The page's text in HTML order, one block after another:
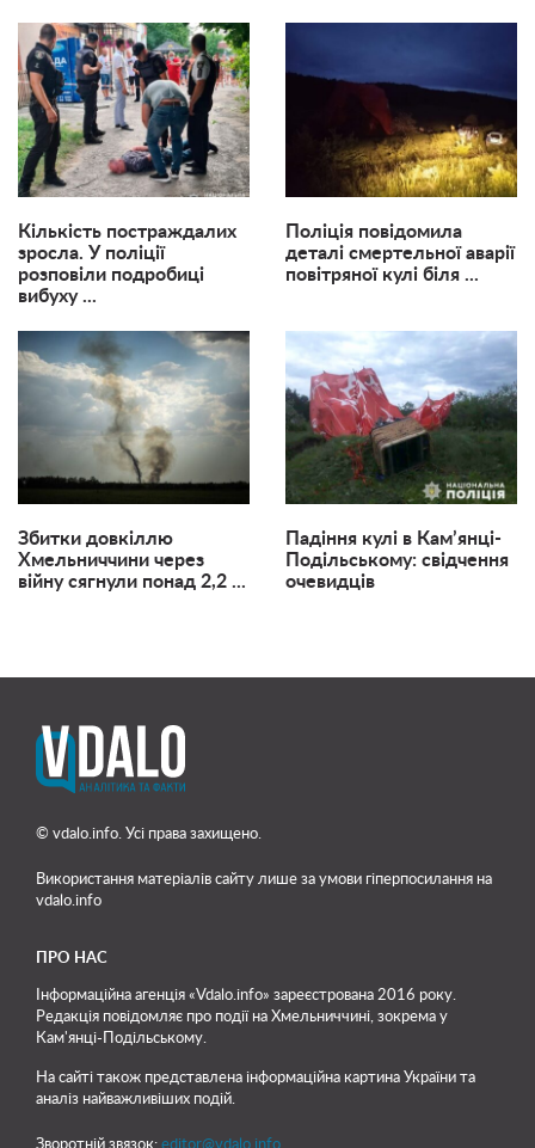
Кількість постраждалих
зросла. У поліції
розповіли подробиці
вибуху ...
Поліція повідомила
деталі смертельної аварії
повітряної кулі біля ...
Збитки довкіллю
Хмельниччини через
війну сягнули понад 2,2 ...
Падіння кулі в Кам’янці-
Подільському: свідчення
очевидців
© vdalo.info. Усі права захищено.
Використання матеріалів сайту лише за умови гіперпосилання на
vdalo.info
ПРО НАС
Інформаційна агенція «Vdalo.info» зареєстрована 2016 року.
Редакція повідомляє про події на Хмельниччині, зокрема у
Кам'янці-Подільському.
На сайті також представлена інформаційна картина України та
аналіз найважливіших подій.
Зворотній звязок: editor@vdalo.info